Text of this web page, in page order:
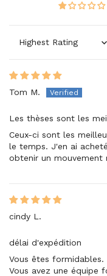
Sort by
Tom M.
Les thèses sont les
Ceux-ci sont les
le temps. J'en ai
obtenir un mouvement
cindy L.
délai d'expédition
Vous êtes formidables.
Vous avez une équipe